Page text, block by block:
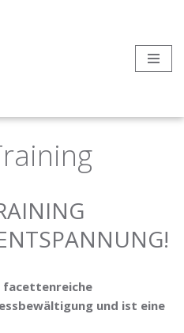
facettenreiche
und ist eine